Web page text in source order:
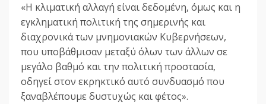
«Η κλιματική αλλαγή είναι δεδομένη, όμως και η
εγκληματική πολιτική της σημερινής και
διαχρονικά των μνημονιακών Κυβερνήσεων,
που υποβάθμισαν μεταξύ όλων των άλλων σε
μεγάλο βαθμό και την πολιτική προστασία,
οδηγεί στον εκρηκτικό αυτό συνδυασμό που
ξαναβλέπουμε δυστυχώς και φέτος».